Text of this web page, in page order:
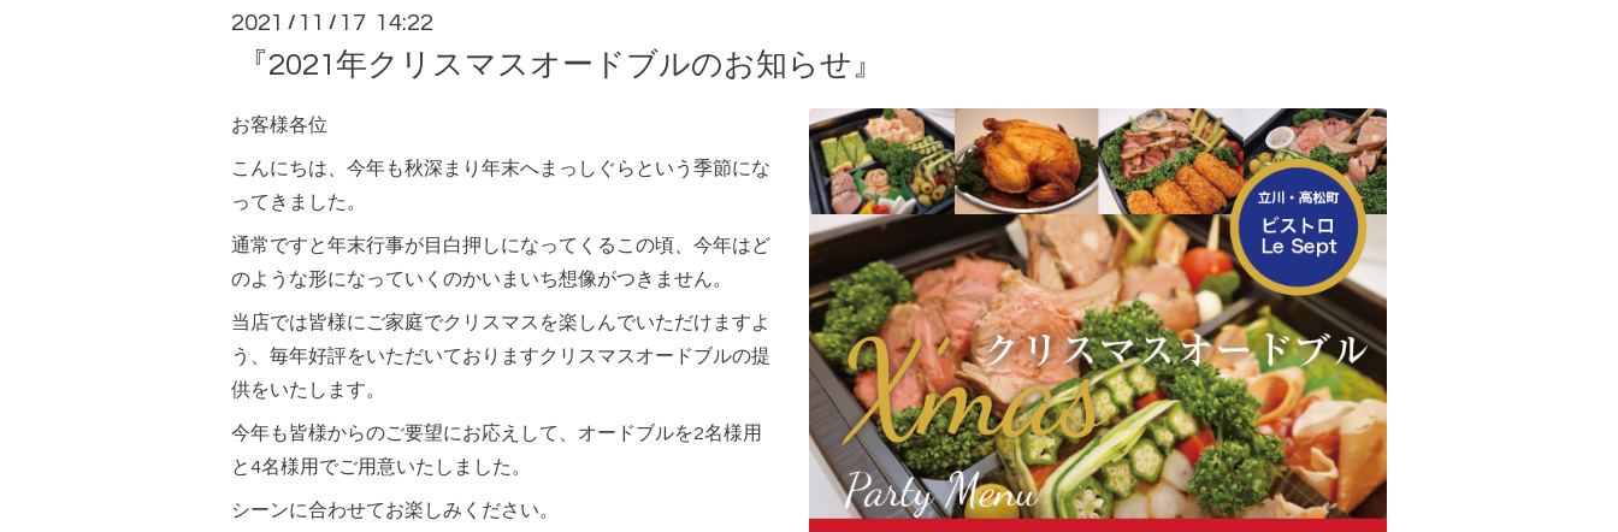
2021 / 11 / 17 14:22
『2021年クリスマスオードブルのお知らせ』
お客様各位
こんにちは、今年も秋深まり年末へまっしぐらという季節にな
ってきました。
通常ですと年末行事が目白押しになってくるこの頃、今年はど
のような形になっていくのかいまいち想像がつきません。
当店では皆様にご家庭でクリスマスを楽しんでいただけますよ
う、毎年好評をいただいておりますクリスマスオードブルの提
供をいたします。
今年も皆様からのご要望にお応えして、オードブルを2名様用
と4名様用でご用意いたしました。
シーンに合わせてお楽しみください。